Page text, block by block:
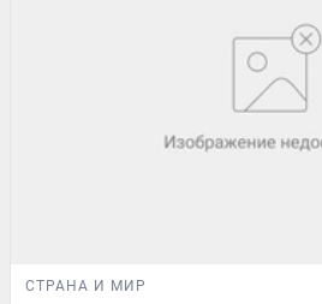
СТРАНА И МИР